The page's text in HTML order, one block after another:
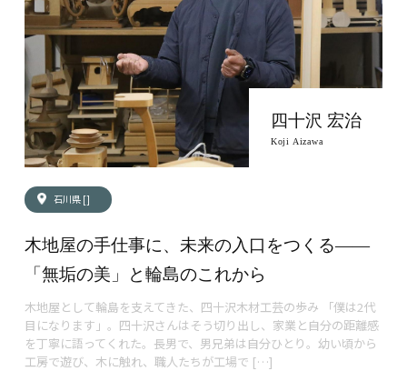
木地屋の手仕事に、未来の入口をつくる——
「無垢の美」と輪島のこれから
木地屋として輪島を支えてきた、四十沢木材工芸の歩み 「僕は2代
目になります」。四十沢さんはそう切り出し、家業と自分の距離感
を丁寧に語ってくれた。長男で、男兄弟は自分ひとり。幼い頃から
工房で遊び、木に触れ、職人たちが工場で […]
石川県 []
四十沢 宏治
Koji Aizawa